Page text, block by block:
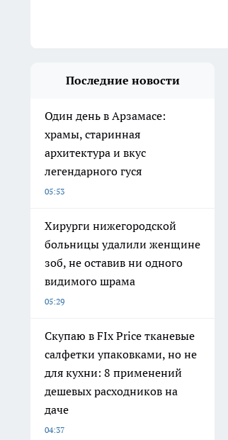
Последние новости
Один день в Арзамасе:
храмы, старинная
архитектура и вкус
легендарного гуся
05:53
Хирурги нижегородской
больницы удалили женщине
зоб, не оставив ни одного
видимого шрама
05:29
Скупаю в FIx Price тканевые
салфетки упаковками, но не
для кухни: 8 применений
дешевых расходников на
даче
04:37